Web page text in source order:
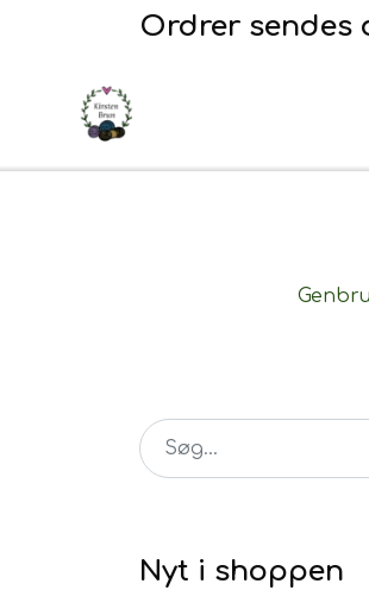
Ordrer sendes
Nyt i shoppen